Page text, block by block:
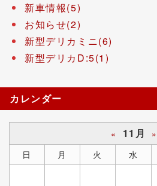
新車情報(5)
お知らせ(2)
新型デリカミニ(6)
新型デリカD:5(1)
カレンダー
« 11月
»
日
月 火 水